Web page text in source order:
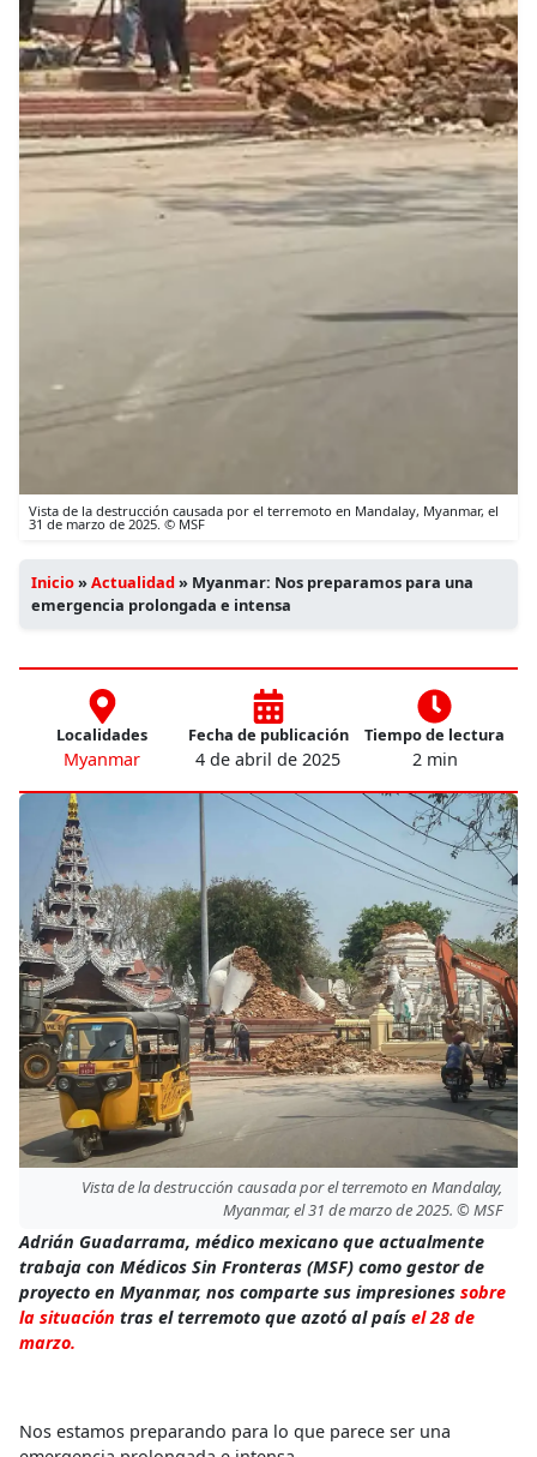
Vista de la destrucción causada por el terremoto en Mandalay, Myanmar, el
31 de marzo de 2025. © MSF
Inicio»Actualidad» Myanmar: Nos preparamos para una
emergencia prolongada e intensa
Localidades
Myanmar
Fecha de publicación
4 de abril de 2025
Tiempo de lectura
2 min
Vista de la destrucción causada por el terremoto en Mandalay,
Myanmar, el 31 de marzo de 2025. © MSF
Adrián Guadarrama, médico mexicano que actualmente
trabaja con Médicos Sin Fronteras (MSF) como gestor de
proyecto en Myanmar, nos comparte sus impresiones sobre
la situación tras el terremoto que azotó al país el 28 de
marzo.
Nos estamos preparando para lo que parece ser una